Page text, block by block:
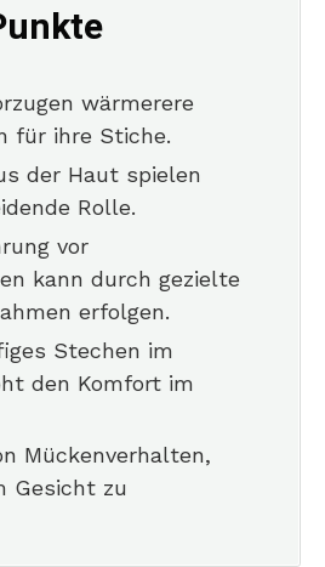
wärmerere
für ihre Stiche.
der Haut spielen
Rolle.
vor
kann durch gezielte
erfolgen.
Stechen im
den Komfort im
Mückenverhalten,
Gesicht zu